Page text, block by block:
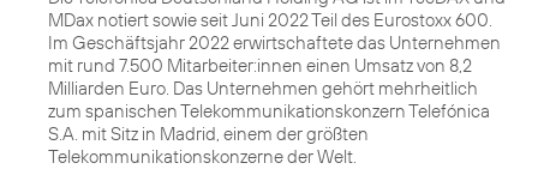
MDax notiert sowie seit Juni 2022 Teil des Eurostoxx 600.
Im Geschäftsjahr 2022 erwirtschaftete das Unternehmen
mit rund 7.500 Mitarbeiter:innen einen Umsatz von 8,2
Milliarden Euro. Das Unternehmen gehört mehrheitlich
zum spanischen Telekommunikationskonzern Telefónica
S.A. mit Sitz in Madrid, einem der größten
Telekommunikationskonzerne der Welt.